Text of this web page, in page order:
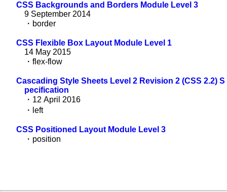
CSS Backgrounds and Borders Module Level 3
9 September 2014
・border
CSS Flexible Box Layout Module Level 1
14 May 2015
・flex-flow
Cascading Style Sheets Level 2 Revision 2 (CSS 2.2) S
pecification
・12 April 2016
・left
CSS Positioned Layout Module Level 3
・position